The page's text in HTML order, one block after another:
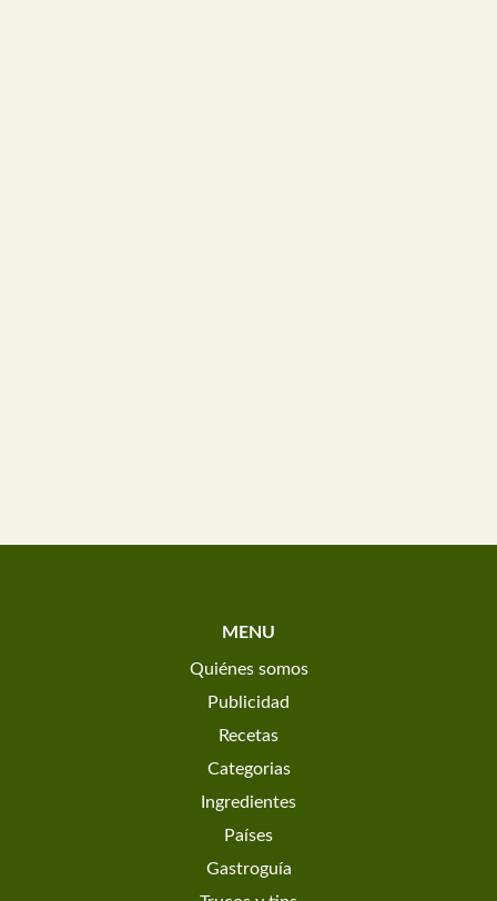
MENU
Quiénes somos
Publicidad
Recetas
Categorias
Ingredientes
Países
Gastroguía